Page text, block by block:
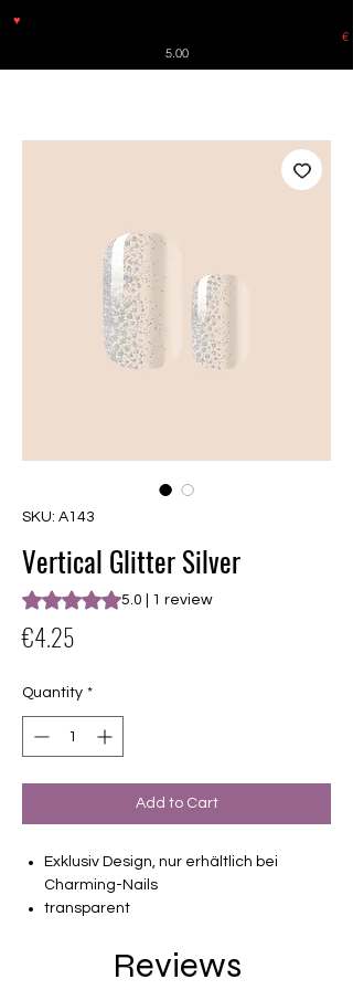
♥
€
5.00
SKU: A143
Vertical Glitter Silver
Rating is 5.0 out of five stars based on 1
5.0 | 1 review
€4.25
Quantity *
Add to Cart
Exklusiv Design, nur erhältlich bei
Charming-Nails
transparent
von unterschiedlicher Grösse (8.4mm –
Reviews